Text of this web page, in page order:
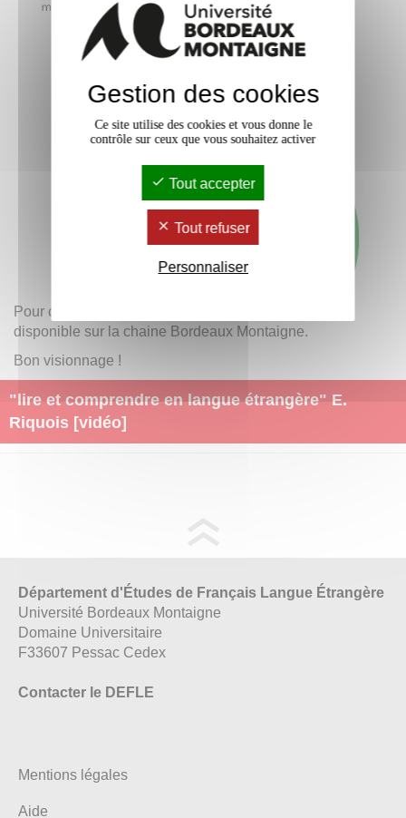
Pour ceux qui n'ont pas pu y assister, la
disponible sur la chaine Bordeaux Montaigne.
Bon visionnage !
"lire et comprendre en langue étrangère" E.
Riquois [vidéo]
Département d'Études de Français Langue Étrangère
Université Bordeaux Montaigne
Domaine Universitaire
F33607 Pessac Cedex
Contacter le DEFLE
Mentions légales
Aide
Gestion des cookies
Ce site utilise des cookies et vous donne le
contrôle sur ceux que vous souhaitez activer
Tout accepter
Tout refuser
Personnaliser